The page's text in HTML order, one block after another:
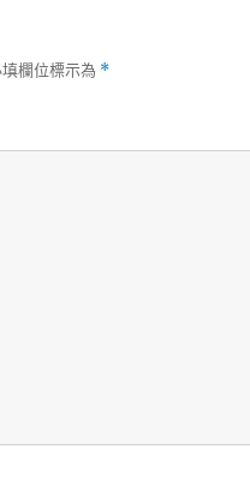
欄位標示為 *